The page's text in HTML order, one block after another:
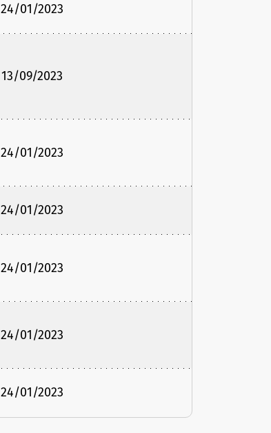
24/01/2023
13/09/2023
24/01/2023
24/01/2023
24/01/2023
24/01/2023
24/01/2023